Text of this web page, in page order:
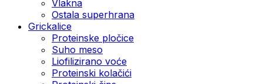
Vlakna
Ostala superhrana
Grickalice
Proteinske pločice
Suho meso
Liofilizirano voće
Proteinski kolačići